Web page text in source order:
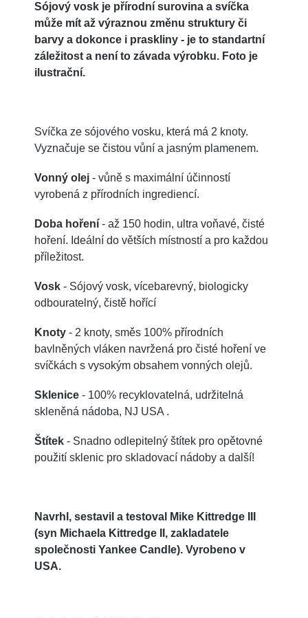
Sójový vosk je přírodní surovina a svíčka
může mít až výraznou změnu struktury či
barvy a dokonce i praskliny - je to standartní
záležitost a není to závada výrobku. Foto je
ilustrační.
Svíčka ze sójového vosku, která má 2 knoty.
Vyznačuje se čistou vůní a jasným plamenem.
Vonný olej - vůně s maximální účinností
vyrobená z přírodních ingrediencí.
Doba hoření - až 150 hodin, ultra voňavé, čisté
hoření. Ideální do větších místností a pro každou
příležitost.
Vosk - Sójový vosk, vícebarevný, biologicky
odbouratelný, čistě hořící
Knoty - 2 knoty, směs 100% přírodních
bavlněných vláken navržená pro čisté hoření ve
svíčkách s vysokým obsahem vonných olejů.
Sklenice - 100% recyklovatelná, udržitelná
skleněná nádoba, NJ USA .
Štítek - Snadno odlepitelný štítek pro opětovné
použití sklenic pro skladovací nádoby a další!
Navrhl, sestavil a testoval Mike Kittredge III
(syn Michaela Kittredge II, zakladatele
společnosti Yankee Candle). Vyrobeno v
USA.